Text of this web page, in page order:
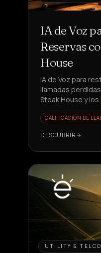
IA de Voz
Reservas
House
IA de Voz para
llamadas
Steak House y
CALIFICACIÓN DE
DESCUBRIR
UTILITY & TELCO